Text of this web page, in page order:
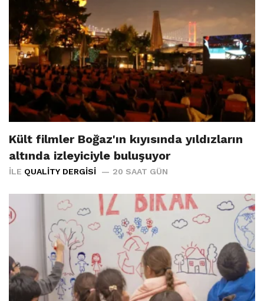
Kült filmler Boğaz'ın kıyısında yıldızların
altında izleyiciyle buluşuyor
İLE QUALITY DERGISI 20 SAAT GÜN